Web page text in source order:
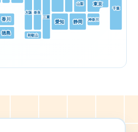
千葉
東京
神奈川
山梨
静岡
愛知
三重
大阪 奈良
和歌山
徳島
香川